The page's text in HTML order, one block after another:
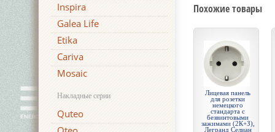
Inspira
Galea Life
Etika
Cariva
Mosaic
Накладные серии
Quteo
Похожие товары
Лицевая панель
для розетки
немецкого
стандарта с
безвинтовыми
зажимами (2К+З),
Легранд Селиан